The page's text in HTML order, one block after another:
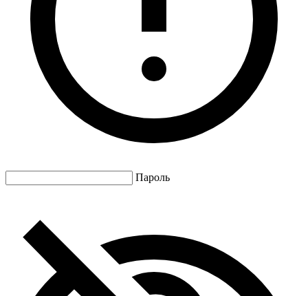
Пароль